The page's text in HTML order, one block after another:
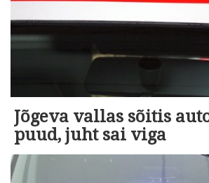
Jõgeva vallas sõitis
puud, juht sai viga